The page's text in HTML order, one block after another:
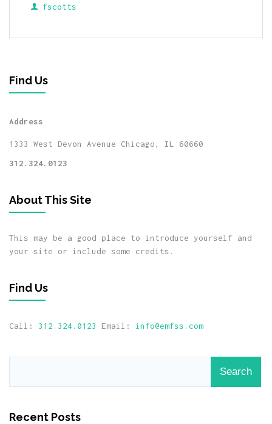
fscotts
Find Us
Address
1333 West Devon Avenue Chicago, IL 60660
312.324.0123
About This Site
This may be a good place to introduce yourself and
your site or include some credits.
Find Us
Call: 312.324.0123 Email: info@emfss.com
Recent Posts